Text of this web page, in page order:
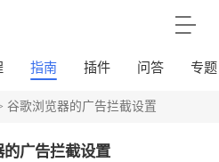
指南 插件 问答 专题
谷歌浏览器的广告拦截设置
的广告拦截设置